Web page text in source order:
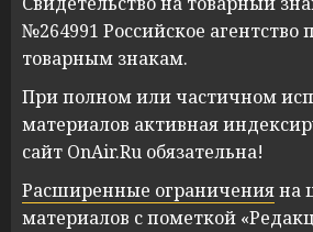
№264991 Российское агентство
товарным знакам.
При полном или частичном
материалов активная
сайт OnAir.Ru обязательна!
Расширенные ограниченияна
материалов с пометкой